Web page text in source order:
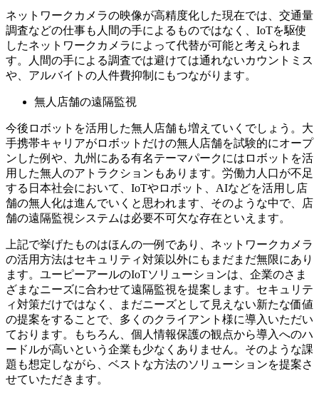
ネットワークカメラの映像が高精度化した現在では、交通量
調査などの仕事も人間の手によるものではなく、IoTを駆使
したネットワークカメラによって代替が可能と考えられま
す。人間の手による調査では避けては通れないカウントミス
や、アルバイトの人件費抑制にもつながります。
無人店舗の遠隔監視
今後ロボットを活用した無人店舗も増えていくでしょう。大
手携帯キャリアがロボットだけの無人店舗を試験的にオープ
ンした例や、九州にある有名テーマパークにはロボットを活
用した無人のアトラクションもあります。労働力人口が不足
する日本社会において、IoTやロボット、AIなどを活用し店
舗の無人化は進んでいくと思われます、そのような中で、店
舗の遠隔監視システムは必要不可欠な存在といえます。
上記で挙げたものはほんの一例であり、ネットワークカメラ
の活用方法はセキュリティ対策以外にもまだまだ無限にあり
ます。ユーピーアールのIoTソリューションは、企業のさま
ざまなニーズに合わせて遠隔監視を提案します。セキュリテ
ィ対策だけではなく、まだニーズとして見えない新たな価値
の提案をすることで、多くのクライアント様に導入いただい
ております。もちろん、個人情報保護の観点から導入へのハ
ードルが高いという企業も少なくありません。そのような課
題も想定しながら、ベストな方法のソリューションを提案さ
せていただきます。